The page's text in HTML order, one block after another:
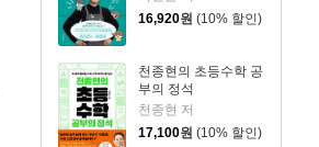
16,920원 (10% 할인)
천종현의 초등수학 공
부의 정석
천종현 저
17,100원 (10% 할인)